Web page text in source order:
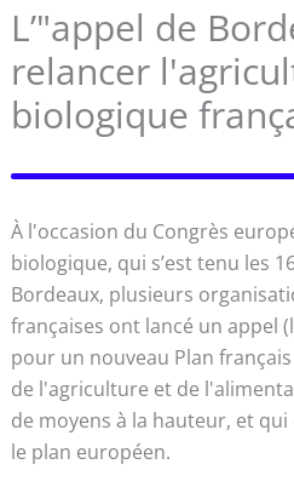
L’"appel de
relancer
biologique
À l'occasion du Congrès
biologique, qui s’est tenu les
Bordeaux, plusieurs
françaises ont lancé un appel
pour un nouveau Plan
de l'agriculture et de
de moyens à la hauteur, et
le plan européen.